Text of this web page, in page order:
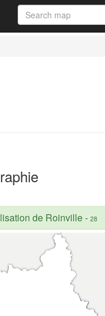
de Roinville- 28